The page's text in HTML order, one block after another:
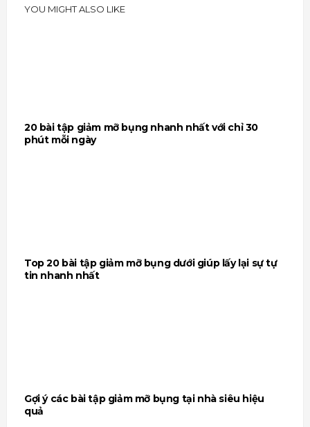
YOU MIGHT ALSO LIKE
20 bài tập giảm mỡ bụng nhanh nhất với chỉ 30
phút mỗi ngày
Top 20 bài tập giảm mỡ bụng dưới giúp lấy lại sự tự
tin nhanh nhất
Gợi ý các bài tập giảm mỡ bụng tại nhà siêu hiệu
quả